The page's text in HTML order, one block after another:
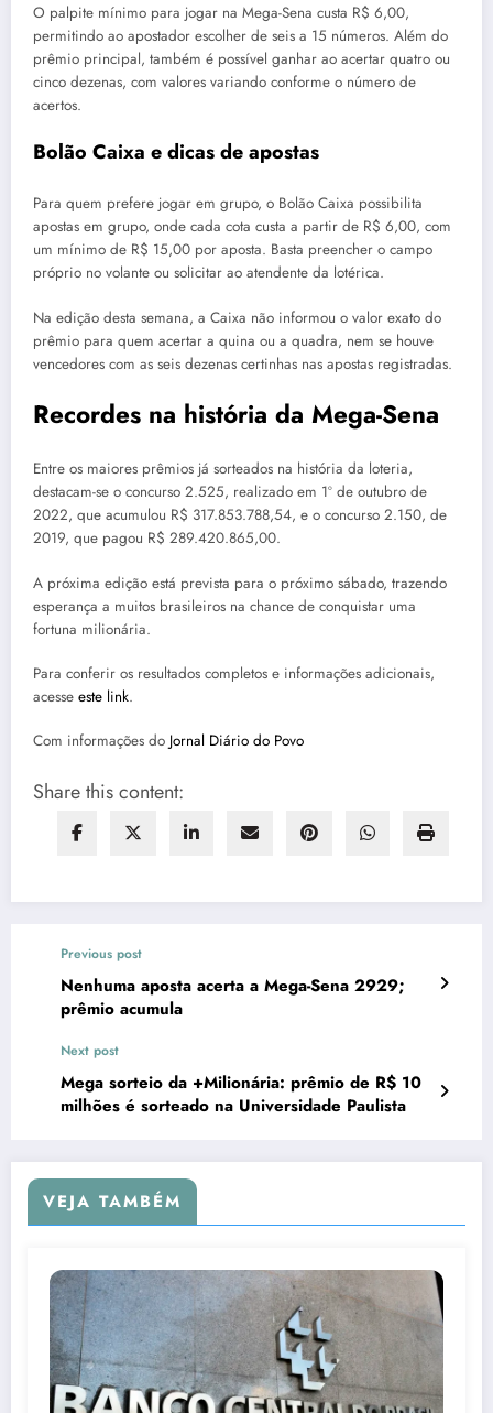
O palpite mínimo para jogar na Mega-Sena custa R$ 6,00,
permitindo ao apostador escolher de seis a 15 números. Além do
prêmio principal, também é possível ganhar ao acertar quatro ou
cinco dezenas, com valores variando conforme o número de
acertos.
Bolão Caixa e dicas de apostas
Para quem prefere jogar em grupo, o Bolão Caixa possibilita
apostas em grupo, onde cada cota custa a partir de R$ 6,00, com
um mínimo de R$ 15,00 por aposta. Basta preencher o campo
próprio no volante ou solicitar ao atendente da lotérica.
Na edição desta semana, a Caixa não informou o valor exato do
prêmio para quem acertar a quina ou a quadra, nem se houve
vencedores com as seis dezenas certinhas nas apostas registradas.
Recordes na história da Mega-Sena
Entre os maiores prêmios já sorteados na história da loteria,
destacam-se o concurso 2.525, realizado em 1º de outubro de
2022, que acumulou R$ 317.853.788,54, e o concurso 2.150, de
2019, que pagou R$ 289.420.865,00.
A próxima edição está prevista para o próximo sábado, trazendo
esperança a muitos brasileiros na chance de conquistar uma
fortuna milionária.
Para conferir os resultados completos e informações adicionais,
acesse este link.
Com informações do Jornal Diário do Povo
Share this content:
Previous post
Nenhuma aposta acerta a Mega-Sena 2929;
prêmio acumula
Next post
Mega sorteio da +Milionária: prêmio de R$ 10
milhões é sorteado na Universidade Paulista
VEJA TAMBÉM